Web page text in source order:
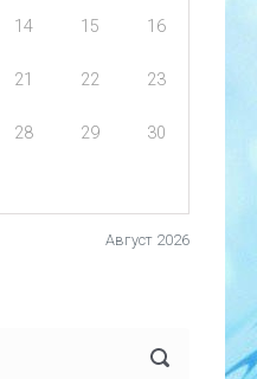
Август 2026
14 15 16
21 22 23
28 29 30